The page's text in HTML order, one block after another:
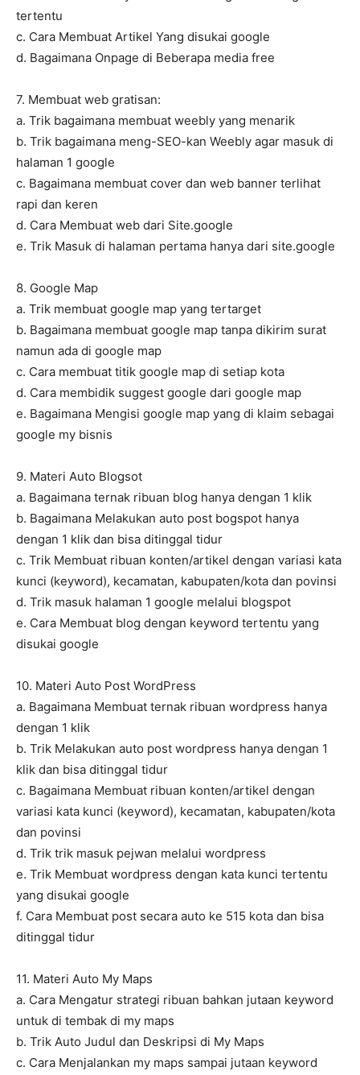
tertentu
c. Cara Membuat Artikel Yang disukai google
d. Bagaimana Onpage di Beberapa media free
7. Membuat web gratisan:
a. Trik bagaimana membuat weebly yang menarik
b. Trik bagaimana meng-SEO-kan Weebly agar masuk di
halaman 1 google
c. Bagaimana membuat cover dan web banner terlihat
rapi dan keren
d. Cara Membuat web dari Site.google
e. Trik Masuk di halaman pertama hanya dari site.google
8. Google Map
a. Trik membuat google map yang tertarget
b. Bagaimana membuat google map tanpa dikirim surat
namun ada di google map
c. Cara membuat titik google map di setiap kota
d. Cara membidik suggest google dari google map
e. Bagaimana Mengisi google map yang di klaim sebagai
google my bisnis
9. Materi Auto Blogsot
a. Bagaimana ternak ribuan blog hanya dengan 1 klik
b. Bagaimana Melakukan auto post bogspot hanya
dengan 1 klik dan bisa ditinggal tidur
c. Trik Membuat ribuan konten/artikel dengan variasi kata
kunci (keyword), kecamatan, kabupaten/kota dan povinsi
d. Trik masuk halaman 1 google melalui blogspot
e. Cara Membuat blog dengan keyword tertentu yang
disukai google
10. Materi Auto Post WordPress
a. Bagaimana Membuat ternak ribuan wordpress hanya
dengan 1 klik
b. Trik Melakukan auto post wordpress hanya dengan 1
klik dan bisa ditinggal tidur
c. Bagaimana Membuat ribuan konten/artikel dengan
variasi kata kunci (keyword), kecamatan, kabupaten/kota
dan povinsi
d. Trik trik masuk pejwan melalui wordpress
e. Trik Membuat wordpress dengan kata kunci tertentu
yang disukai google
f. Cara Membuat post secara auto ke 515 kota dan bisa
ditinggal tidur
11. Materi Auto My Maps
a. Cara Mengatur strategi ribuan bahkan jutaan keyword
untuk di tembak di my maps
b. Trik Auto Judul dan Deskripsi di My Maps
c. Cara Menjalankan my maps sampai jutaan keyword